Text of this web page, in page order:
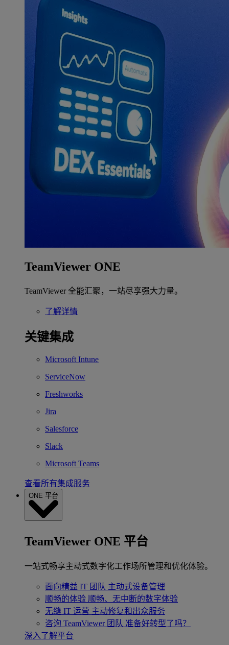
TeamViewer ONE
TeamViewer 全能汇聚，一站尽享强大力量。
了解详情
关键集成
Microsoft Intune
ServiceNow
Freshworks
Jira
Salesforce
Slack
Microsoft Teams
查看所有集成服务
ONE 平台
TeamViewer ONE 平台
一站式畅享主动式数字化工作场所管理和优化体验。
面向精益 IT 团队 主动式设备管理
顺畅的体验 顺畅、无中断的数字体验
无缝 IT 运营 主动修复和出众服务
咨询 TeamViewer 团队 准备好转型了吗？
深入了解平台